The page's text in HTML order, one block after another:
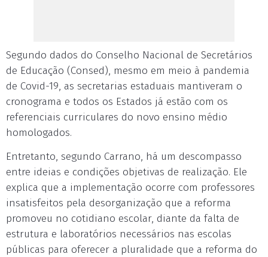
Segundo dados do Conselho Nacional de Secretários
de Educação (Consed), mesmo em meio à pandemia
de Covid-19, as secretarias estaduais mantiveram o
cronograma e todos os Estados já estão com os
referenciais curriculares do novo ensino médio
homologados.
Entretanto, segundo Carrano, há um descompasso
entre ideias e condições objetivas de realização. Ele
explica que a implementação ocorre com professores
insatisfeitos pela desorganização que a reforma
promoveu no cotidiano escolar, diante da falta de
estrutura e laboratórios necessários nas escolas
públicas para oferecer a pluralidade que a reforma do